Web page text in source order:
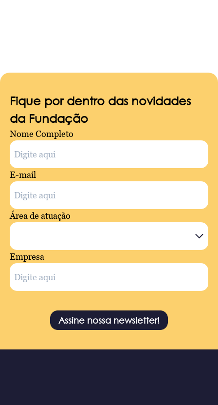
Fique por dentro das novidades
da Fundação
Nome Completo
E-mail
Área de atuação
Empresa
Assine nossa newsletter!